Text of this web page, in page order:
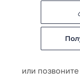
или позвоните